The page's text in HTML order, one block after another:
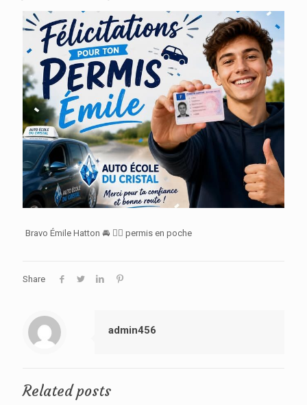
Bravo Émile Hatton 🚘 👍🏻 permis en poche
Share
admin456
Related posts